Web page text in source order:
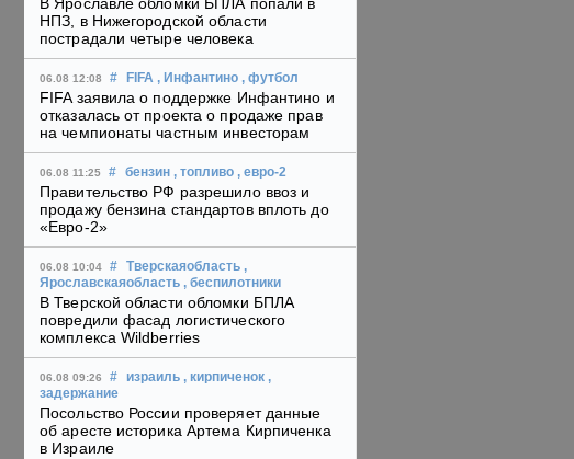
В Ярославле обломки БПЛА попали в
НПЗ, в Нижегородской области
пострадали четыре человека
06.08 12:08 # FIFA , Инфантино , футбол
FIFA заявила о поддержке Инфантино и
отказалась от проекта о продаже прав
на чемпионаты частным инвесторам
06.08 11:25 # бензин , топливо , евро-2
Правительство РФ разрешило ввоз и
продажу бензина стандартов вплоть до
«Евро-2»
06.08 10:04 # Тверскаяобласть ,
Ярославскаяобласть , беспилотники
В Тверской области обломки БПЛА
повредили фасад логистического
комплекса Wildberries
06.08 09:26 # израиль , кирпиченок ,
задержание
Посольство России проверяет данные
об аресте историка Артема Кирпиченка
в Израиле